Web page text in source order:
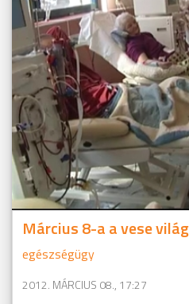
Március 8-a a vese
egészségügy
2012. MÁRCIUS 08., 17:27